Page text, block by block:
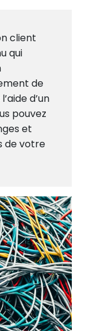
client
qui
de
d’un
pouvez
et
de votre